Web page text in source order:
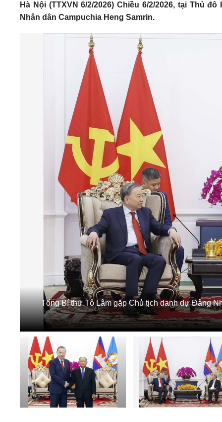
Hà Nội (TTXVN 6/2/2026) Chiều 6/2/2026, tại Thủ
Nhân dân Campuchia Heng Samrin.
Tổng Bí thư Tô Lâm gặp Chủ tịch danh dự Đảng